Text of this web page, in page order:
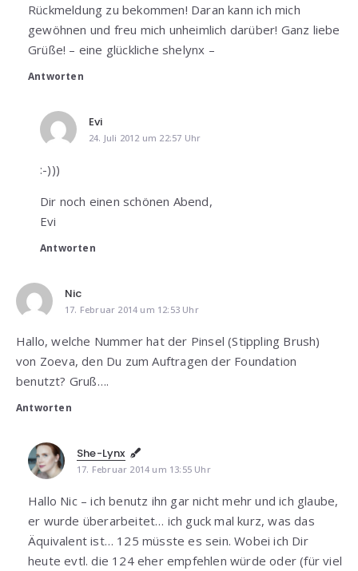
Rückmeldung zu bekommen! Daran kann ich mich
gewöhnen und freu mich unheimlich darüber! Ganz liebe
Grüße! – eine glückliche shelynx –
Antworten
Evi
24. Juli 2012 um 22:57 Uhr
:-)))
Dir noch einen schönen Abend,
Evi
Antworten
Nic
17. Februar 2014 um 12:53 Uhr
Hallo, welche Nummer hat der Pinsel (Stippling Brush)
von Zoeva, den Du zum Auftragen der Foundation
benutzt? Gruß….
Antworten
She-Lynx
17. Februar 2014 um 13:55 Uhr
Hallo Nic – ich benutz ihn gar nicht mehr und ich glaube,
er wurde überarbeitet… ich guck mal kurz, was das
Äquivalent ist… 125 müsste es sein. Wobei ich Dir
heute evtl. die 124 eher empfehlen würde oder (für viel